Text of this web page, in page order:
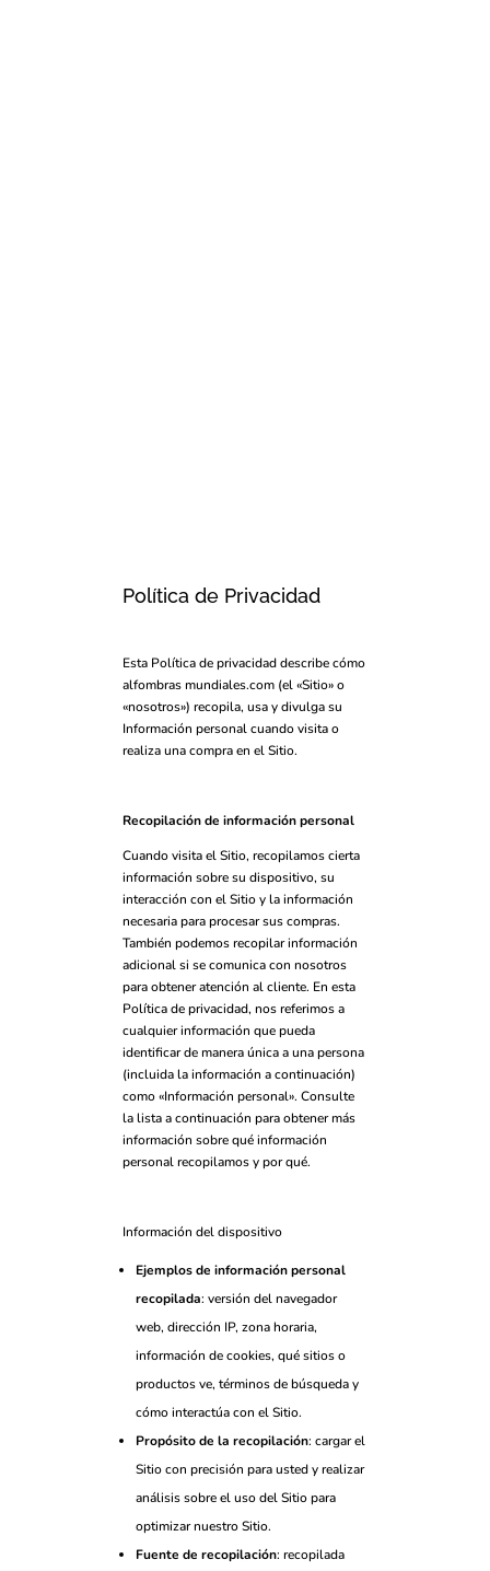
Política de Privacidad
Esta Política de privacidad describe cómo
alfombras mundiales.com (el «Sitio» o
«nosotros») recopila, usa y divulga su
Información personal cuando visita o
realiza una compra en el Sitio.
Recopilación de información personal
Cuando visita el Sitio, recopilamos cierta
información sobre su dispositivo, su
interacción con el Sitio y la información
necesaria para procesar sus compras.
También podemos recopilar información
adicional si se comunica con nosotros
para obtener atención al cliente. En esta
Política de privacidad, nos referimos a
cualquier información que pueda
identificar de manera única a una persona
(incluida la información a continuación)
como «Información personal». Consulte
la lista a continuación para obtener más
información sobre qué información
personal recopilamos y por qué.
Información del dispositivo
Ejemplos de información personal
recopilada: versión del navegador
web, dirección IP, zona horaria,
información de cookies, qué sitios o
productos ve, términos de búsqueda y
cómo interactúa con el Sitio.
Propósito de la recopilación: cargar el
Sitio con precisión para usted y realizar
análisis sobre el uso del Sitio para
optimizar nuestro Sitio.
Fuente de recopilación: recopilada